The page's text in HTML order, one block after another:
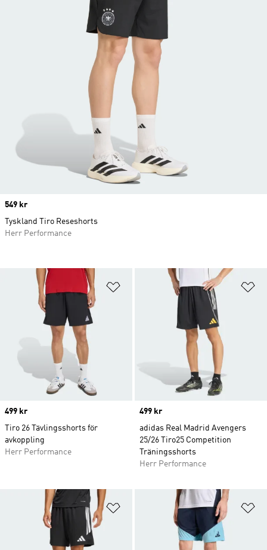
Lägg till på önskelistan
Price
499 kr
Tiro 26 Tävlingsshorts för
avkoppling
Herr Performance
Price
499 kr
adidas Real Madrid Avengers
25/26 Tiro25 Competition
Träningsshorts
Herr Performance
Lägg till på önskelistan
Price
549 kr
Tyskland Tiro Reseshorts
Herr Performance